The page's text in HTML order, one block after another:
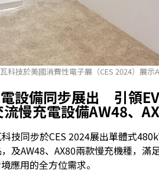
科技於美國消費性電子展（CES 2024）展示
設備同步展出 引領EV
慢充電設備AW48、
技同步於CES 2024展出單體式
及AW48、AX80兩款慢充機種，滿
應用的全方位需求。